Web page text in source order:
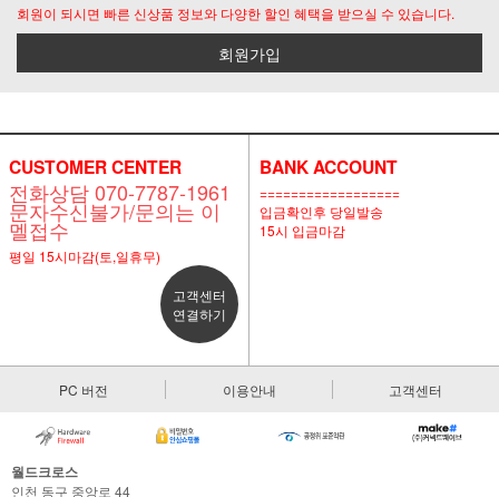
회원이 되시면 빠른 신상품 정보와 다양한 할인 혜택을 받으실 수 있습니다.
회원가입
CUSTOMER CENTER
전화상담 070-7787-1961
문자수신불가/문의는 이
멜접수
평일 15시마감(토,일휴무)
고객센터
연결하기
BANK ACCOUNT
==================
입금확인후 당일발송
15시 입금마감
PC 버전 이용안내 고객센터
월드크로스
인천 동구 중앙로 44